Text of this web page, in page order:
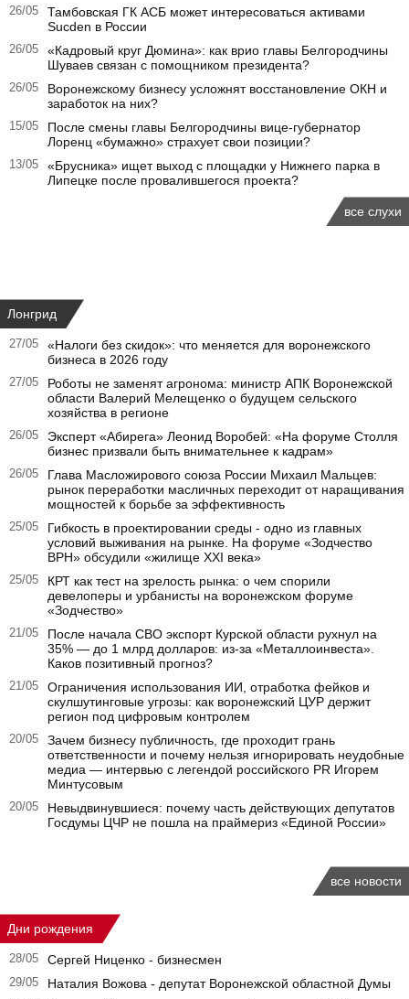
26/05
Тамбовская ГК АСБ может интересоваться активами
Sucden в России
26/05
«Кадровый круг Дюмина»: как врио главы Белгородчины
Шуваев связан с помощником президента?
26/05
Воронежскому бизнесу усложнят восстановление ОКН и
заработок на них?
15/05
После смены главы Белгородчины вице-губернатор
Лоренц «бумажно» страхует свои позиции?
13/05
«Брусника» ищет выход с площадки у Нижнего парка в
Липецке после провалившегося проекта?
все слухи
Лонгрид
27/05
«Налоги без скидок»: что меняется для воронежского
бизнеса в 2026 году
27/05
Роботы не заменят агронома: министр АПК Воронежской
области Валерий Мелещенко о будущем сельского
хозяйства в регионе
26/05
Эксперт «Абирега» Леонид Воробей: «На форуме Столля
бизнес призвали быть внимательнее к кадрам»
26/05
Глава Масложирового союза России Михаил Мальцев:
рынок переработки масличных переходит от наращивания
мощностей к борьбе за эффективность
25/05
Гибкость в проектировании среды - одно из главных
условий выживания на рынке. На форуме «Зодчество
ВРН» обсудили «жилище XXI века»
25/05
КРТ как тест на зрелость рынка: о чем спорили
девелоперы и урбанисты на воронежском форуме
«Зодчество»
21/05
После начала СВО экспорт Курской области рухнул на
35% — до 1 млрд долларов: из-за «Металлоинвеста».
Каков позитивный прогноз?
21/05
Ограничения использования ИИ, отработка фейков и
скулшутинговые угрозы: как воронежский ЦУР держит
регион под цифровым контролем
20/05
Зачем бизнесу публичность, где проходит грань
ответственности и почему нельзя игнорировать неудобные
медиа — интервью с легендой российского PR Игорем
Минтусовым
20/05
Невыдвинувшиеся: почему часть действующих депутатов
Госдумы ЦЧР не пошла на праймериз «Единой России»
все новости
Дни рождения
28/05 Сергей Ниценко - бизнесмен
29/05 Наталия Вожова - депутат Воронежской областной Думы